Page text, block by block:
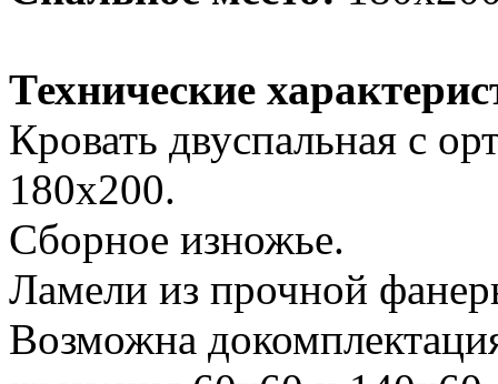
Технические
Кровать двуспальная с
180х200.
Сборное изножье.
Ламели из прочной
Возможна